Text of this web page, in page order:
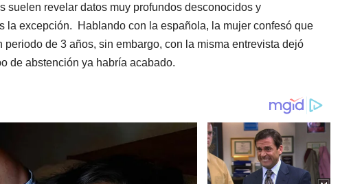
suelen revelar datos muy profundos desconocidos y
la excepción. Hablando con la española, la mujer confesó que
de 3 años, sin embargo, con la misma entrevista dejó
de abstención ya habría acabado.